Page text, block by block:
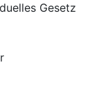
Gesetz